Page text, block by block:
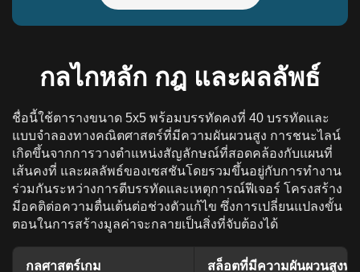
กลไกหลัก กฎ และผลลัพธ์
ชื่อนี้ใช้ตารางขนาด 5x5 พร้อมบรรทัดคงที่ 40 บรรทัดและ
แบบจําลองทางคณิตศาสตร์ที่มีความผันผวนสูง การชนะไลน์
เกิดขึ้นจากการวางตําแหน่งสัญลักษณ์ที่สอดคล้องกับแผนที่
เส้นคงที่ และผลลัพธ์ของเซสชันโดยรวมขึ้นอยู่กับการทํางาน
ร่วมกันระหว่างการตีบรรทัดและเหตุการณ์ฟีเจอร์ โครงสร้าง
มีอคติต่อความตื่นเต้นต่อช่วงตัวแก้ไข ซึ่งการเปลี่ยนแปลงขั้น
ตอนในการสร้างมูลค่าจะกลายเป็นสิ่งที่จับต้องได้
กลศาสตร์เกม สล็อตที่มีความผันผวนสูงพ